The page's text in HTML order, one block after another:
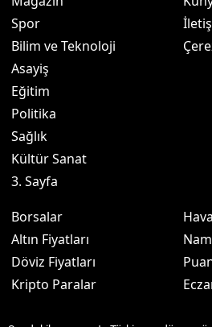
Spor
Bilim ve Teknoloji
Asayiş
Eğitim
Politika
Sağlık
Kültür Sanat
3. Sayfa
Borsalar
Altın Fiyatları
Döviz Fiyatları
Kripto Paralar